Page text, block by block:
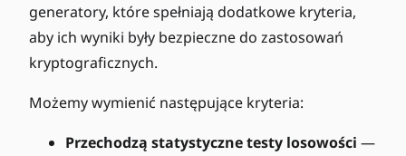
generatory, które spełniają dodatkowe kryteria,
aby ich wyniki były bezpieczne do zastosowań
kryptograficznych.
Możemy wymienić następujące kryteria:
Przechodzą statystyczne testy losowości —